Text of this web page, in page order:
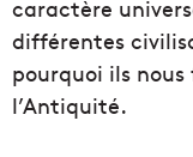
caractère
différentes
pourquoi ils
l’Antiquité.